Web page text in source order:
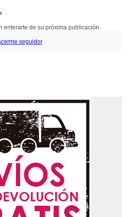
enterarte de su próxima publicación
seguidor